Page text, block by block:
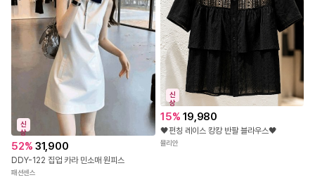
신
상
52% 31,900
DDY-122 집업 카라 민소매 원피스
패션센스
신
상
15% 19,980
🖤펀칭 레이스 캉캉 반팔 블라우스🖤
뮬리안